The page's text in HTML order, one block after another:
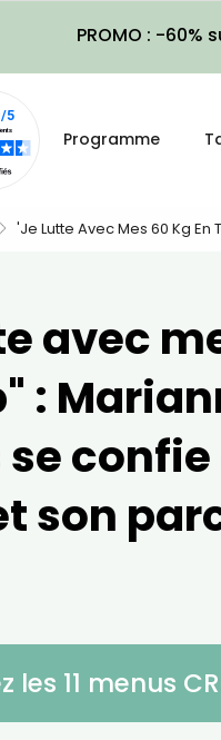
PROMO : -60%
Programme
'Je Lutte Avec Mes 60 Kg
avec
:
confie
son
les 11 menus